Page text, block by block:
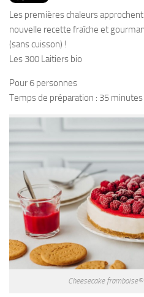
PRODUITS
RECETTES
Entrées
Desserts
Les premières chaleurs approchent
nouvelle recette fraîche et
(sans cuisson) !
Les 300 Laitiers bio
Pour 6 personnes
Temps de préparation : 35 minutes
Cheesecake